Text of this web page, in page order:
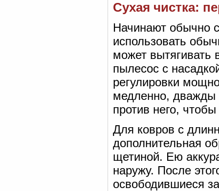
Сухая чистка:
Начинают обычно
использовать
может вытягивать
пылесос с
регулировки
медленно, дважды
против него,
Для ковров с
дополнительная
щетиной. Ею
наружу. После
освободившиеся